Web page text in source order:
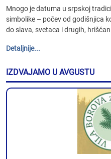
Mnogo je datuma u srpskoj
simbolike – počev od godišnjica
do slava, svetaca i drugih,
Detaljnije...
IZDVAJAMO U AVGUSTU